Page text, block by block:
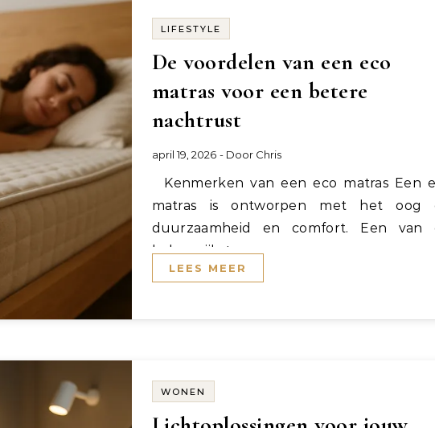
LIFESTYLE
De voordelen van een eco
matras voor een betere
nachtrust
april 19, 2026 - Door Chris
Kenmerken van een eco matras Een eco
matras is ontworpen met het oog
duurzaamheid en comfort. Een van
belangrijkste…
LEES MEER
WONEN